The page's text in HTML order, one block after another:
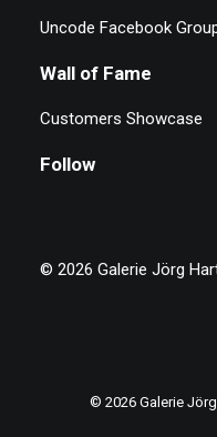
Uncode Facebook
Wall of Fame
Customers Showcase
Follow
© 2026 Galerie Jörg
© 2026 Galerie